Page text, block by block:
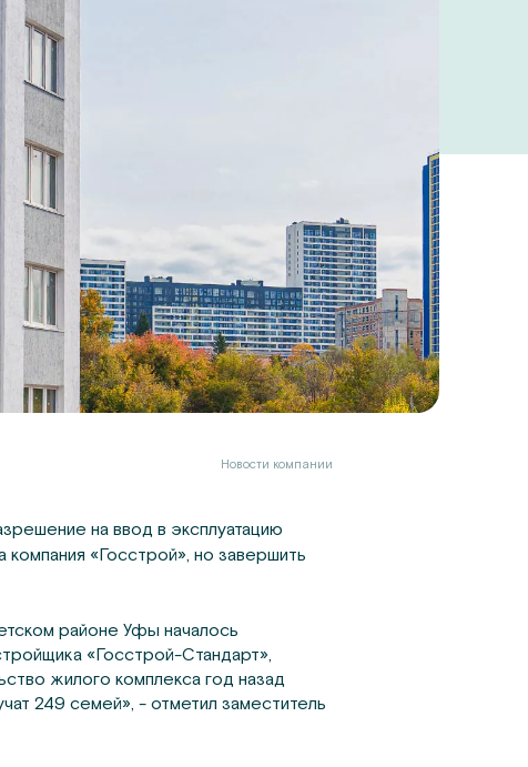
Новости компании
на ввод в эксплуатацию
«Госстрой», но завершить
районе Уфы началось
«Госстрой-Стандарт»,
жилого комплекса год назад
249 семей», - отметил заместитель